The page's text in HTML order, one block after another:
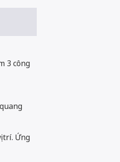
3 công
trí. Ứng